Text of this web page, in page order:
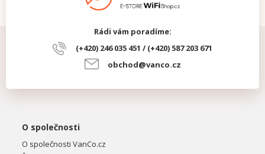
Rádi vám poradíme:
(+420) 246 035 451 / (+420) 587 203 671
obchod@vanco.cz
O společnosti
O společnosti VanCo.cz